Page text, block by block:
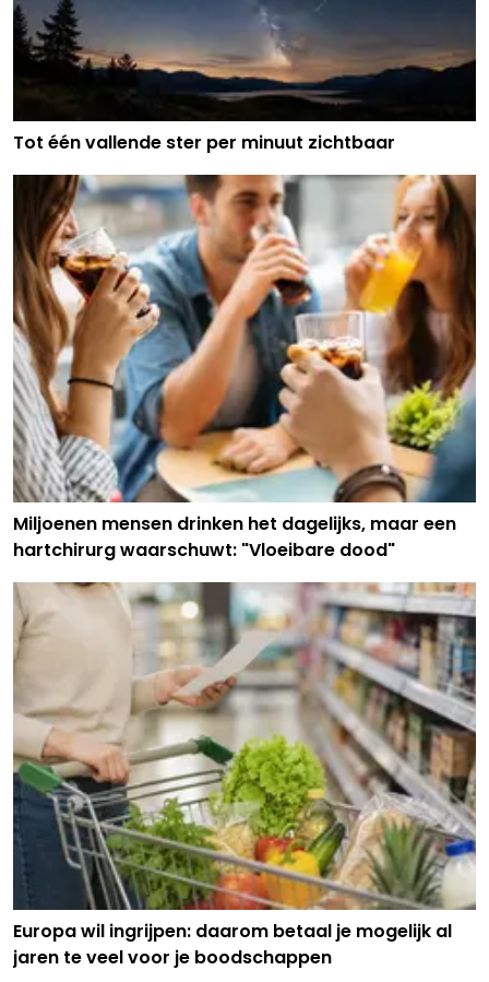
Tot één vallende ster per minuut zichtbaar
Miljoenen mensen drinken het dagelijks, maar een
hartchirurg waarschuwt: "Vloeibare dood"
Europa wil ingrijpen: daarom betaal je mogelijk al
jaren te veel voor je boodschappen